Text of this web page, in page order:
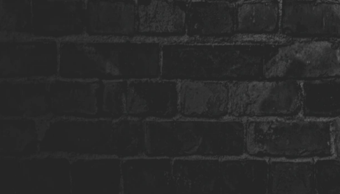
Chega de piadas prontas e sem graça! Com
mais de 15 anos como comediante, Criss
Paiva fará você se divertir do primeiro minuto
até o final que você nem sentirá a hora
passando!
O que vai te surpreender não são os assuntos
abordados e sim como a humorista aborda